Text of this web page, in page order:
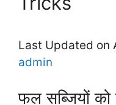
Last Updated on
admin
फल सब्जियों को